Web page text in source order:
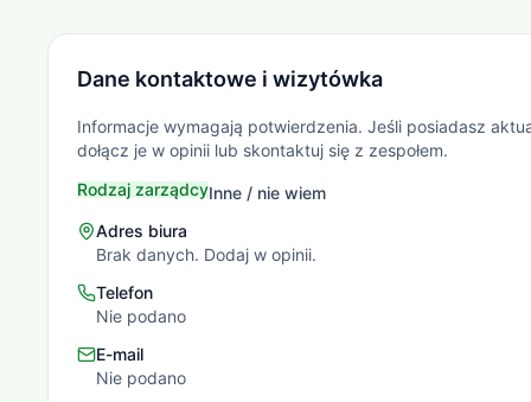
Dane kontaktowe i wizytówka
Informacje wymagają potwierdzenia. Jeśli posiadasz
dołącz je w opinii lub skontaktuj się z zespołem.
Rodzaj zarządcyInne / nie wiem
Adres biura
Brak danych. Dodaj w opinii.
Telefon
Nie podano
E-mail
Nie podano